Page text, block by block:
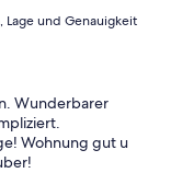
Lage und Genauigkeit
Wunderbarer
Wohnung gut u